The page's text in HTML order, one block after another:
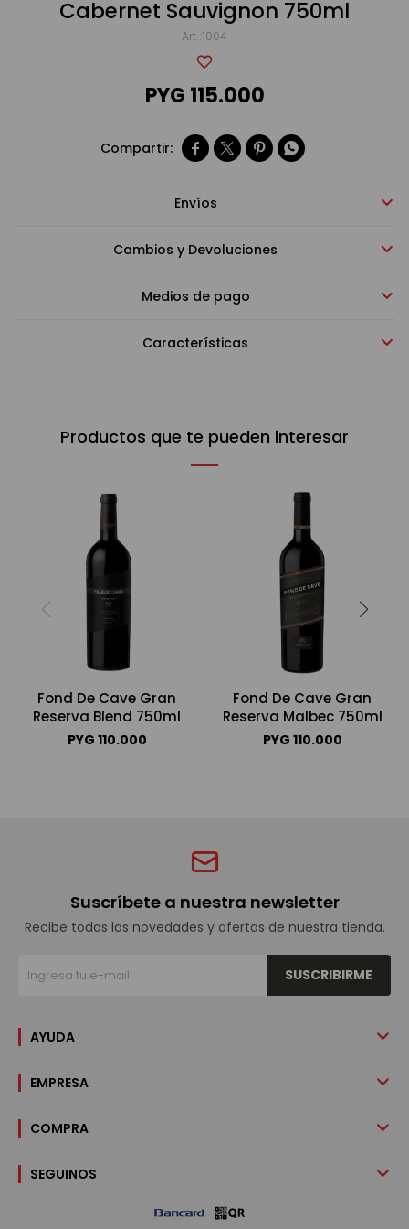
Cabernet Sauvignon 750ml
1004
PYG 115.000
   
Envíos
Cambios y Devoluciones
Medios de pago
Características
Productos que te pueden interesar
Fond De Cave Gran
Reserva Blend 750ml
PYG 110.000
Fond De Cave Gran
Reserva Malbec 750ml
PYG 110.000
Suscríbete a nuestra newsletter
Recibe todas las novedades y ofertas de nuestra tienda.
SUSCRIBIRME
AYUDA
EMPRESA
COMPRA
SEGUINOS
Cuidado personal